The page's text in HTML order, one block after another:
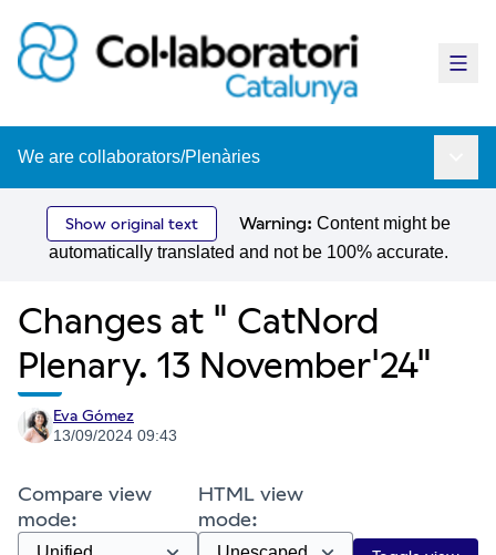
Main
We are collaborators/Plenàries
Show original text Warning: Content might be
automatically translated and not be 100% accurate.
Changes at " CatNord
Plenary. 13 November'24"
Eva Gómez
13/09/2024 09:43
Compare view
mode:
HTML view
mode: